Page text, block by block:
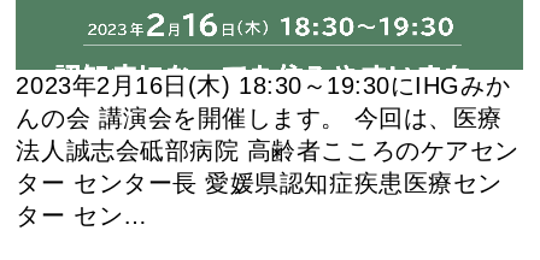
2023年2月16日(木) 18:30～19:30にIHGみか
んの会 講演会を開催します。 今回は、医療
法人誠志会砥部病院 高齢者こころのケアセン
ター センター長 愛媛県認知症疾患医療セン
ター セン…